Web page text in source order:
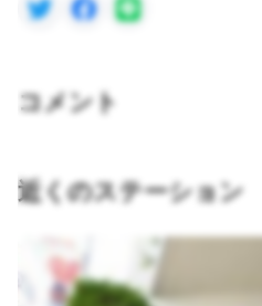
コメント
近くのステーション